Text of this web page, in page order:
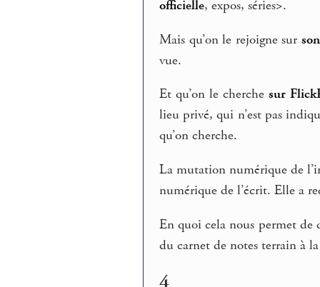
officielle, expos, séries>.
Mais qu’on le rejoigne sur
vue.
Et qu’on le cherche sur
lieu privé, qui n’est pas
qu’on cherche.
La mutation numérique de
numérique de l’écrit. Elle a
En quoi cela nous permet de
du carnet de notes terrain à